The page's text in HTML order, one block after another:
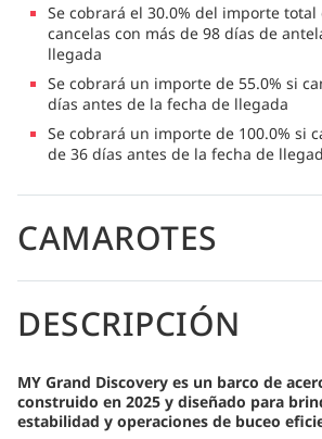
Se cobrará el 30.0% del importe total
cancelas con más de 98 días de
llegada
Se cobrará un importe de 55.0% si
días antes de la fecha de llegada
Se cobrará un importe de 100.0% si
de 36 días antes de la fecha de
CAMAROTES
DESCRIPCIÓN
MY Grand Discovery es un barco de
construido en 2025 y diseñado para
estabilidad y operaciones de buceo